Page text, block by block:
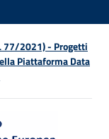
77/2021) - Progetti
Piattaforma Data